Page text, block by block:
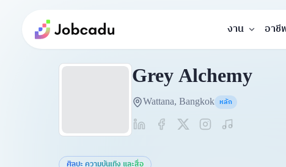
งาน อาชี
Grey Alchemy
Wattana, Bangkok หลัก
ศิลปะ ความบันเทิง และสื่อ